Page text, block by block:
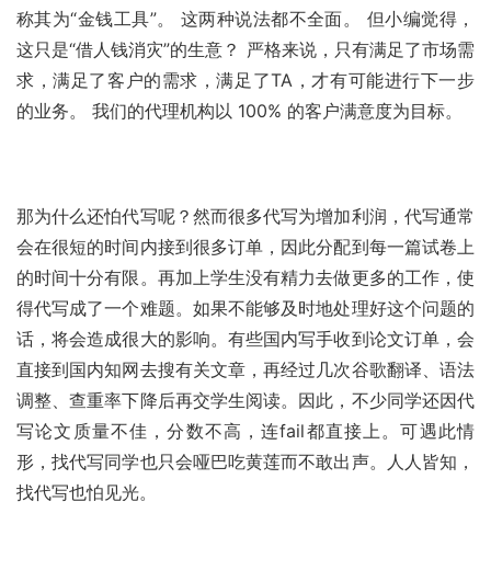
称其为“金钱工具”。 这两种说法都不全面。 但小编觉得，
这只是“借人钱消灾”的生意？ 严格来说，只有满足了市场需
求，满足了客户的需求，满足了TA，才有可能进行下一步
的业务。 我们的代理机构以 100% 的客户满意度为目标。
那为什么还怕代写呢？然而很多代写为增加利润，代写通常
会在很短的时间内接到很多订单，因此分配到每一篇试卷上
的时间十分有限。再加上学生没有精力去做更多的工作，使
得代写成了一个难题。如果不能够及时地处理好这个问题的
话，将会造成很大的影响。有些国内写手收到论文订单，会
直接到国内知网去搜有关文章，再经过几次谷歌翻译、语法
调整、查重率下降后再交学生阅读。因此，不少同学还因代
写论文质量不佳，分数不高，连fail都直接上。可遇此情
形，找代写同学也只会哑巴吃黄莲而不敢出声。人人皆知，
找代写也怕见光。